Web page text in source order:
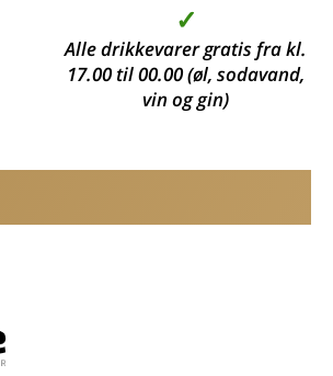
✓
Alle drikkevarer gratis fra kl.
17.00 til 00.00 (øl, sodavand,
vin og gin)